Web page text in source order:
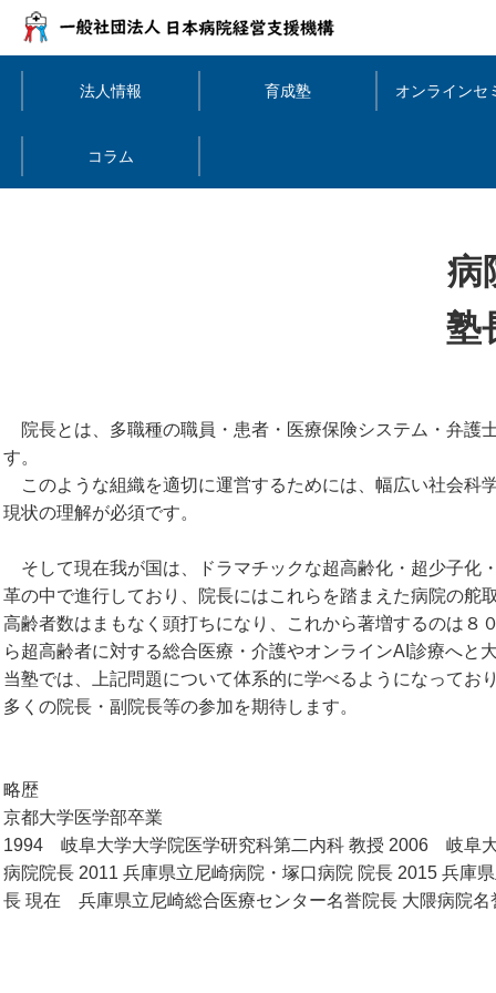
法人情報 育成塾 オンラインセ
コラム
病
塾
院長とは、多職種の職員・患者・医療保険システム・弁護
す。
このような組織を適切に運営するためには、幅広い社会科
現状の理解が必須です。
そして現在我が国は、ドラマチックな超高齢化・超少子化
革の中で進行しており、院長にはこれらを踏まえた病院の舵
高齢者数はまもなく頭打ちになり、これから著増するのは
ら超高齢者に対する総合医療・介護やオンラインAI診療へと
当塾では、上記問題について体系的に学べるようになってお
多くの院長・副院長等の参加を期待します。
略歴
京都大学医学部卒業
1994 岐阜大学大学院医学研究科第二内科 教授 2006 岐阜
病院院長 2011 兵庫県立尼崎病院・塚口病院 院長 2015 兵庫
長 現在 兵庫県立尼崎総合医療センター名誉院長 大隈病院